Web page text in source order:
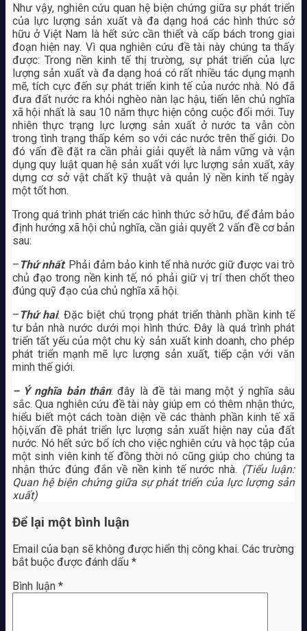
Như vậy, nghiên cứu quan hệ biện chứng giữa sự phát triển
của lực lượng sản xuất và đa dạng hoá các hình thức sở
hữu ở Việt Nam là hết sức cần thiết và cấp bách trong giai
đoạn hiện nay. Vì qua nghiên cứu đề tài này chúng ta thấy
được: Trong nền kinh tế thị trường, sự phát triển của lực
lượng sản xuất và đa dạng hoá có rất nhiều tác dụng mạnh
mẽ, tích cực đến sự phát triển kinh tế của nước nhà. Nó đã
đưa đất nước ra khỏi nghèo nàn lạc hậu, tiến lên chủ nghĩa
xã hội nhất là sau 10 năm thực hiện công cuộc đổi mới. Tuy
nhiên thực trạng lực lượng sản xuất ở nước ta vẫn còn
trong tình trạng thấp kém so với các nước trên thế giới. Do
đó vấn đề đặt ra cần phải giải quyết là nắm vững và vận
dụng quy luật quan hệ sản xuất với lực lượng sản xuất, xây
dựng cơ sở vật chất kỹ thuật và quản lý nền kinh tế ngày
một tốt hơn.
Trong quá trình phát triển các hình thức sở hữu, để đảm bảo
định hướng xã hội chủ nghĩa, cần giải quyết 2 vấn đề cơ bản
sau:
– Thứ nhất: Phải đảm bảo kinh tế nhà nước giữ được vai trò
chủ đạo trong nền kinh tế, nó phải giữ vị trí then chốt theo
đúng quỹ đạo của chủ nghĩa xã hội.
– Thứ hai: Đặc biệt chú trọng phát triển thành phần kinh tế
tư bản nhà nước dưới mọi hình thức. Đây là quá trình phát
triển tất yếu của một chu kỳ sản xuất kinh doanh, cho phép
phát triển mạnh mẽ lực lượng sản xuất, tiếp cận với văn
minh thế giới.
– Ý nghĩa bản thân: đây là đề tài mang một ý nghĩa sâu
sắc. Qua nghiên cứu đề tài này giúp em có thêm nhận thức,
hiểu biết một cách toàn diện về các thành phần kinh tế xã
hội,vấn đề phát triển lực lượng sản xuất hiện nay của đất
nước. Nó hết sức bổ ích cho việc nghiên cứu và học tập của
một sinh viên kinh tế đồng thời nó cũng giúp cho chúng ta
nhận thức đúng đắn về nền kinh tế nước nhà. (Tiểu luận:
Quan hệ biện chứng giữa sự phát triển của lực lượng sản
xuất)
Để lại một bình luận
Email của bạn sẽ không được hiển thị công khai. Các trường
bắt buộc được đánh dấu *
Bình luận *